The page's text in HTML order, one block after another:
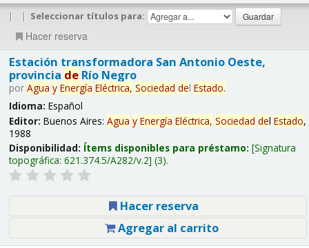
| | Seleccionar títulos para:
Hacer reserva
Estación transformadora San Antonio Oeste,
provincia deRío Negro
por Agua y Energía Eléctrica, Sociedad del Estado.
Idioma: Español
Editor: Buenos Aires: Agua y Energía Eléctrica, Sociedad del Estado,
1988
Disponibilidad: Ítems disponibles para préstamo: Signatura
topográfica: 621.374.5/A282/v.2 (3).
Hacer reserva
Agregar al carrito